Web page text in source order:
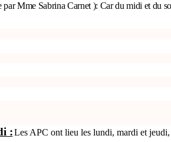
par Mme Sabrina Carnet ): Car du midi et du
: Les APC ont lieu les lundi, mardi et